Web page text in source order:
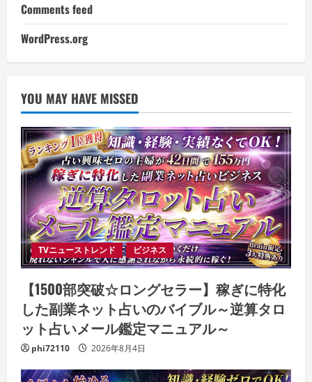
Comments feed
WordPress.org
YOU MAY HAVE MISSED
TVニューストレンド ビジネス
【1500部突破☆ロングセラー】稼ぎに特化
した副業ネット占いのバイブル～逆算タロ
ット占いメール鑑定マニュアル～
phi72110 2026年8月4日